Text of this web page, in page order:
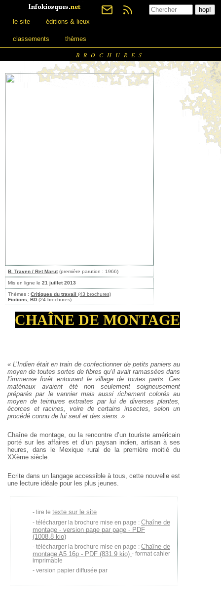
le site éditions & lieux
classements thèmes
BROCHURES
B. Traven / Ret Marut (première parution : 1966)
Mis en ligne le 21 juillet 2013
Thèmes : Critiques du travail (43 brochures)
Fictions, BD (24 brochures)
CHAÎNE DE MONTAGE
« L’Indien était en train de confectionner de petits paniers au
moyen de toutes sortes de fibres qu’il avait ramassées dans
l’immense forêt entourant le village de toutes parts. Ces
matériaux avaient été non seulement soigneusement
préparés par le vannier mais aussi richement colorés au
moyen de teintures extraites par lui de diverses plantes,
écorces et racines, voire de certains insectes, selon un
procédé connu de lui seul et des siens. »
Chaîne de montage, ou la rencontre d’un touriste américain
porté sur les affaires et d’un paysan indien, artisan à ses
heures, dans le Mexique rural de la première moitié du
XXème siècle.
Ecrite dans un langage accessible à tous, cette nouvelle est
une lecture idéale pour les plus jeunes.
lire le texte sur le site
télécharger la brochure mise en page : Chaîne de
montage - version page par page - PDF
(1008.8 kio)
télécharger la brochure mise en page : Chaîne de
montage A5 16p - PDF (831.9 kio) - format cahier
imprimable
version papier diffusée par